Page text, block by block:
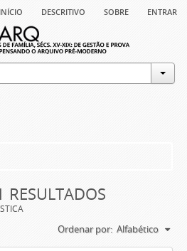
início descritivo sobre entrar
RESULTADOS
Ordenar por: Alfabético